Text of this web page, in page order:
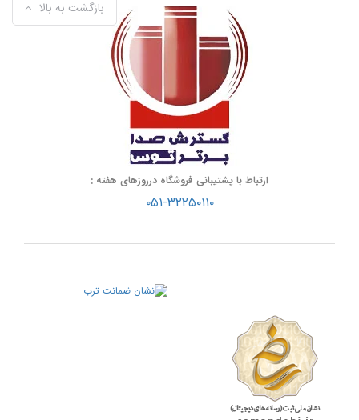
بازگشت به بالا
ارتباط با پشتیبانی فروشگاه درروزهای هفته :
۰۵۱-۳۲۲۵۰۱۱۰